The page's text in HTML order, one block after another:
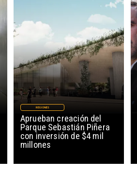
Aprueban creación del
Parque Sebastián Piñera
con inversión de $4 mil
millones
REGIONES